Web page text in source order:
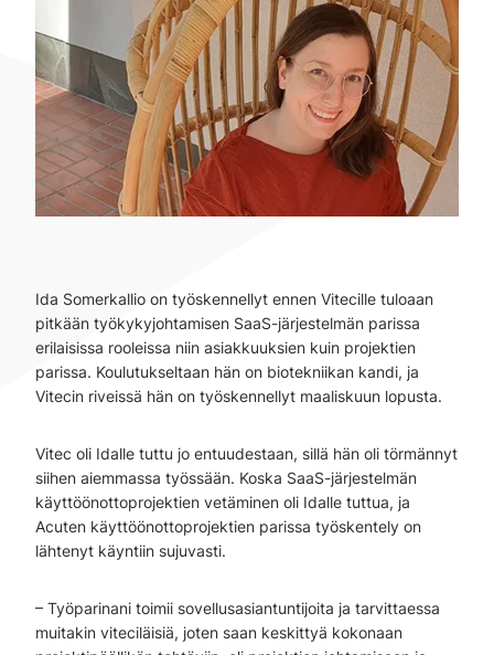
Ida Somerkallio on työskennellyt ennen Vitecille tuloaan
pitkään työkykyjohtamisen SaaS-järjestelmän parissa
erilaisissa rooleissa niin asiakkuuksien kuin projektien
parissa. Koulutukseltaan hän on biotekniikan kandi, ja
Vitecin riveissä hän on työskennellyt maaliskuun lopusta.
Vitec oli Idalle tuttu jo entuudestaan, sillä hän oli törmännyt
siihen aiemmassa työssään. Koska SaaS-järjestelmän
käyttöönottoprojektien vetäminen oli Idalle tuttua, ja
Acuten käyttöönottoprojektien parissa työskentely on
lähtenyt käyntiin sujuvasti.
– Työparinani toimii sovellusasiantuntijoita ja tarvittaessa
muitakin viteciläisiä, joten saan keskittyä kokonaan